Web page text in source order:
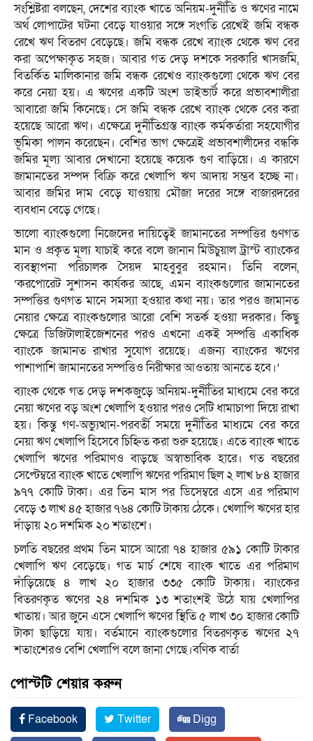
সংশ্লিষ্টরা বলছেন, দেশের ব্যাংক খাতে অনিয়ম-দুর্নীতি ও ঋণের নামে
অর্থ লোপাটের ঘটনা বেড়ে যাওয়ার সঙ্গে সংগতি রেখেই জমি বন্ধক
রেখে ঋণ বিতরণ বেড়েছে। জমি বন্ধক রেখে ব্যাংক থেকে ঋণ বের
করা অপেক্ষাকৃত সহজ। আবার গত দেড় দশকে সরকারি খাসজমি,
বিতর্কিত মালিকানার জমি বন্ধক রেখেও ব্যাংকগুলো থেকে ঋণ বের
করে নেয়া হয়। এ ঋণের একটি অংশ ডাইভার্ট করে প্রভাবশালীরা
আবারো জমি কিনেছে। সে জমি বন্ধক রেখে ব্যাংক থেকে বের করা
হয়েছে আরো ঋণ। এক্ষেত্রে দুর্নীতিগ্রস্ত ব্যাংক কর্মকর্তারা সহযোগীর
ভূমিকা পালন করেছেন। বেশির ভাগ ক্ষেত্রেই প্রভাবশালীদের বন্ধকি
জমির মূল্য আবার দেখানো হয়েছে কয়েক গুণ বাড়িয়ে। এ কারণে
জামানতের সম্পদ বিক্রি করে খেলাপি ঋণ আদায় সম্ভব হচ্ছে না।
আবার জমির দাম বেড়ে যাওয়ায় মৌজা দরের সঙ্গে বাজারদরের
ব্যবধান বেড়ে গেছে।
ভালো ব্যাংকগুলো নিজেদের দায়িত্বেই জামানতের সম্পত্তির গুণগত
মান ও প্রকৃত মূল্য যাচাই করে বলে জানান মিউচুয়াল ট্রাস্ট ব্যাংকের
ব্যবস্থাপনা পরিচালক সৈয়দ মাহবুবুর রহমান। তিনি বলেন,
‘করপোরেট সুশাসন কার্যকর আছে, এমন ব্যাংকগুলোর জামানতের
সম্পত্তির গুণগত মানে সমস্যা হওয়ার কথা নয়। তার পরও জামানত
নেয়ার ক্ষেত্রে ব্যাংকগুলোর আরো বেশি সতর্ক হওয়া দরকার। কিছু
ক্ষেত্রে ডিজিটালাইজেশনের পরও এখনো একই সম্পত্তি একাধিক
ব্যাংকে জামানত রাখার সুযোগ রয়েছে। এজন্য ব্যাংকের ঋণের
পাশাপাশি জামানতের সম্পত্তিও নিরীক্ষার আওতায় আনতে হবে।’
ব্যাংক থেকে গত দেড় দশকজুড়ে অনিয়ম-দুর্নীতির মাধ্যমে বের করে
নেয়া ঋণের বড় অংশ খেলাপি হওয়ার পরও সেটি ধামাচাপা দিয়ে রাখা
হয়। কিন্তু গণ-অভ্যুত্থান-পরবর্তী সময়ে দুর্নীতির মাধ্যমে বের করে
নেয়া ঋণ খেলাপি হিসেবে চিহ্নিত করা শুরু হয়েছে। এতে ব্যাংক খাতে
খেলাপি ঋণের পরিমাণও বাড়ছে অস্বাভাবিক হারে। গত বছরের
সেপ্টেম্বরে ব্যাংক খাতে খেলাপি ঋণের পরিমাণ ছিল ২ লাখ ৮৪ হাজার
৯৭৭ কোটি টাকা। এর তিন মাস পর ডিসেম্বরে এসে এর পরিমাণ
বেড়ে ৩ লাখ ৪৫ হাজার ৭৬৪ কোটি টাকায় ঠেকে। খেলাপি ঋণের হার
দাঁড়ায় ২০ দশমিক ২০ শতাংশে।
চলতি বছরের প্রথম তিন মাসে আরো ৭৪ হাজার ৫৯১ কোটি টাকার
খেলাপি ঋণ বেড়েছে। গত মার্চ শেষে ব্যাংক খাতে এর পরিমাণ
দাঁড়িয়েছে ৪ লাখ ২০ হাজার ৩৩৫ কোটি টাকায়। ব্যাংকের
বিতরণকৃত ঋণের ২৪ দশমিক ১৩ শতাংশই উঠে যায় খেলাপির
খাতায়। আর জুনে এসে খেলাপি ঋণের স্থিতি ৫ লাখ ৩০ হাজার কোটি
টাকা ছাড়িয়ে যায়। বর্তমানে ব্যাংকগুলোর বিতরণকৃত ঋণের ২৭
শতাংশেরও বেশি খেলাপি বলে জানা গেছে।বণিক বার্তা
পোস্টটি শেয়ার করুন
Facebook Twitter
Digg